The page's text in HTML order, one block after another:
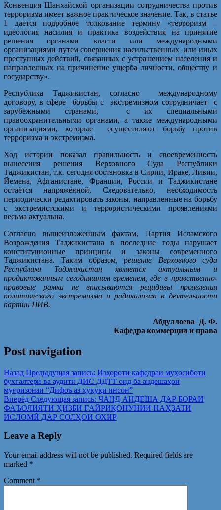
Конвенция Шанхайской организации сотрудничества против
терроризма имеет важное практическое значение. Так, в статье
1 дается подробное толкование термину «терроризм –
идеология насилия и практика воздействия на принятие
решения органами власти или международными
организациями путем совершения насильственных или иных
преступных действий, связанных с устрашением населения и
направленных на причинение ущерба личности, обществу и
государству».
Республика Таджикистан, согласно международному
договору, в сфере борьбы с экстремизмом сотрудничает с
зарубежными странами, с их специальными
правоохранительными органами, а также международными
организациями, которые осуществляют борьбу против
терроризма и экстремизма.
Ход истории показал правильность и своевременность
вынесения решения Верховного Суда Республики
Таджикистан, т.к. сегодня обстановка в Сирии, Ираке, Ливии,
Йемена, Афганистане, Франции, России и Таджикистане
остаётся напряжённой. Следовательно, необходимость
периодически редактировать законы, направленные на борьбу
с экстремистскими и террористическими проявлениями
весьма актуальна.
Согласно вышеизложенным фактам, Партия Исламского
Возрождения Таджикистана в последние годы нарушает
конституционные принципы и законы современного
Таджикистана. Таким образом, решение Верховного суда
Республики Таджикистан является актуальным и
продиктованным сегодняшним временем, где в нравственно-
правовые рамки не вписываются рецидивы проявления
политического экстремизма и радикализма в деятельности
партии ПИВ.
Абдуллоева Д. Ф.
Кафедра коммерции и права
Post navigation
Назад Предыдущая запись: Изҳороти кафедраи муҳосиботи
бухгалтерӣ ва аудити ДИС ДДТТ оид ба андешаҳои
муғризонаи “Дифоъ аз ҳуқуқи инсон”
Вперед Следующая запись: ЧАНД АНДЕША ДАР БОРАИ
ФАЪОЛИЯТИ ҲИЗБИ ҒАЙРИҚОНУНИИ НАҲЗАТИ
ИСЛОМӢ ДАР СОЛҲОИ ОХИР
Leave a Reply
Your email address will not be published. Required fields are
marked *
Comment *